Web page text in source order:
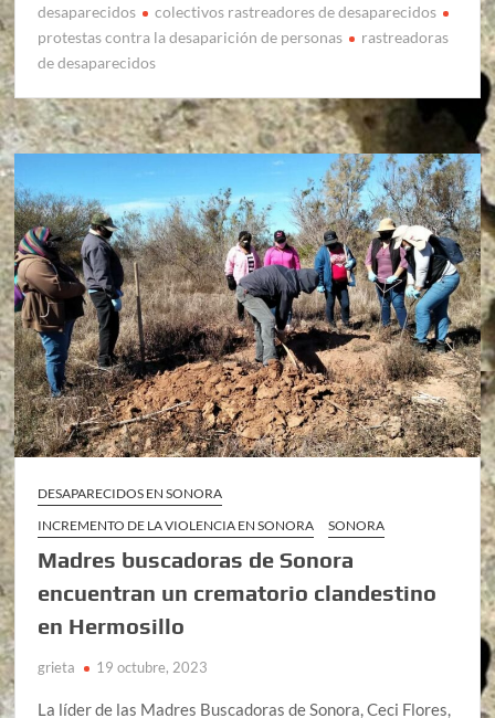
desaparecidos
colectivos rastreadores de desaparecidos
protestas contra la desaparición de personas
rastreadoras
de desaparecidos
DESAPARECIDOS EN SONORA
INCREMENTO DE LA VIOLENCIA EN SONORA
SONORA
Madres buscadoras de Sonora
encuentran un crematorio clandestino
en Hermosillo
grieta 19 octubre, 2023
La líder de las Madres Buscadoras de Sonora, Ceci Flores,